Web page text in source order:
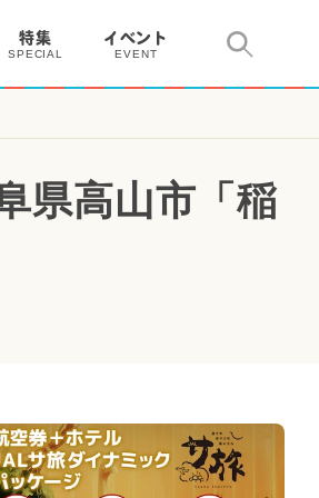
特集
SPECIAL
イベント
EVENT
県高山市「稲